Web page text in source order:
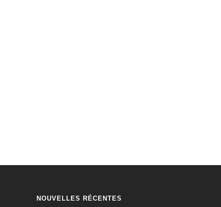
NOUVELLES RÉCENTES